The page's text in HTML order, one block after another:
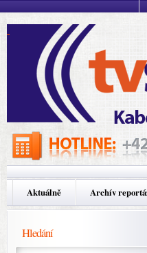
Aktuálně Archív
Hledání